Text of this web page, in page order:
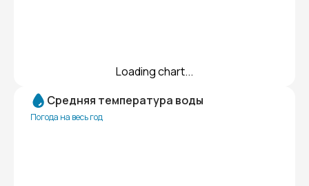
Loading chart...
Средняя температура воды
Погода на весь год